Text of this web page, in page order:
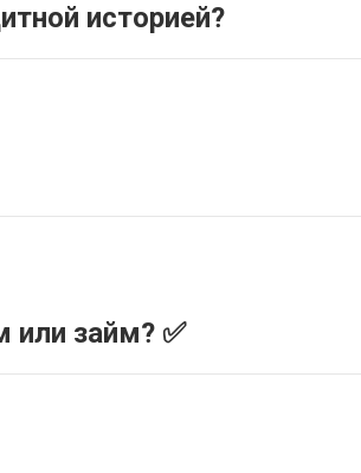
историей?
или займ? ✅